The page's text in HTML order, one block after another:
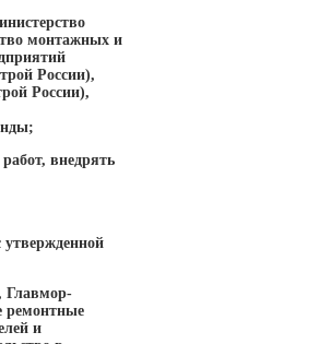
монтажных и
России),
России),
внедрять
Главмор-
ремонтные
и